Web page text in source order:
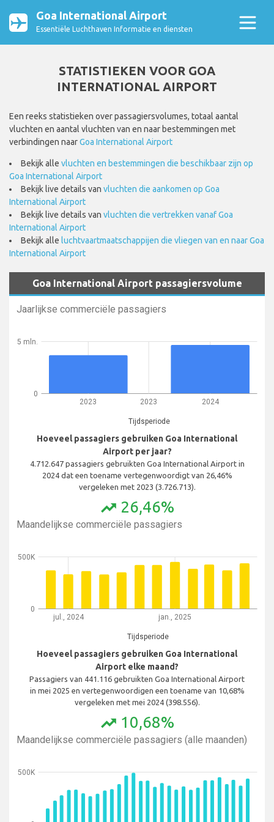
Goa International Airport
Essentiële Luchthaven Informatie en diensten
STATISTIEKEN VOOR GOA
INTERNATIONAL AIRPORT
Een reeks statistieken over passagiersvolumes, totaal aantal
vluchten en aantal vluchten van en naar bestemmingen met
verbindingen naarGoa International Airport
Bekijk alle vluchten en bestemmingen die beschikbaar zijn op
Goa International Airport
Bekijk live details van vluchten die aankomen op Goa
International Airport
Bekijk live details van vluchten die vertrekken vanaf Goa
International Airport
Bekijk alle luchtvaartmaatschappijen die vliegen van en naar Goa
International Airport
Goa International Airport passagiersvolume
Jaarlijkse commerciële passagiers
2023 2023 2024
Tijdsperiode
0
5 mln.
Hoeveel passagiers gebruiken Goa International
Airport per jaar?
4.712.647 passagiers gebruikten Goa International Airport in
2024 dat een toename vertegenwoordigt van 26,46%
vergeleken met 2023 (3.726.713).
trending_up 26,46%
Maandelijkse commerciële passagiers
jul., 2024 jan., 2025
Tijdsperiode
0
500K
Hoeveel passagiers gebruiken Goa International
Airport elke maand?
Passagiers van 441.116 gebruikten Goa International Airport
in mei 2025 en vertegenwoordigen een toename van 10,68%
vergeleken met mei 2024 (398.556).
trending_up 10,68%
Maandelijkse commerciële passagiers (alle maanden)
500K